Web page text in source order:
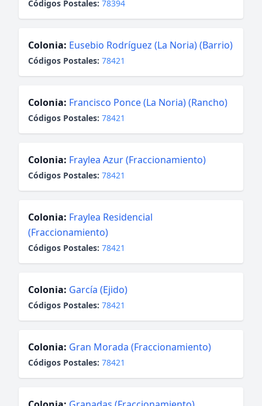
Códigos Postales: 78394
Colonia: Eusebio Rodríguez (La Noria) (Barrio)
Códigos Postales: 78421
Colonia: Francisco Ponce (La Noria) (Rancho)
Códigos Postales: 78421
Colonia: Fraylea Azur (Fraccionamiento)
Códigos Postales: 78421
Colonia: Fraylea Residencial
(Fraccionamiento)
Códigos Postales: 78421
Colonia: García (Ejido)
Códigos Postales: 78421
Colonia: Gran Morada (Fraccionamiento)
Códigos Postales: 78421